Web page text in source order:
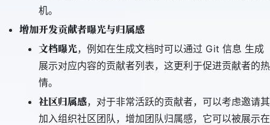
机。
增加开发贡献者曝光与归属感
文档曝光，例如在生成文档时可以通过 Git 信息 生成
展示对应内容的贡献者列表，这更利于促进贡献者的热
情。
社区归属感，对于非常活跃的贡献者，可以考虑邀请其
加入组织社区团队，增加团队归属感，它可以被展示在